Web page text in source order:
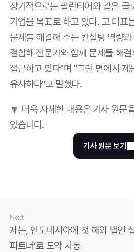
장기적으로는 팔란티어와 같은 글
기업을 목표로 하고 있다. 고 대표
문제를 해결해 주는 컨설팅 역량
결합해 전문가와 함께 문제를 해
접근하고 있다"며 "그런 면에서 제
유사하다"고 말했다.
🔽 더욱 자세한 내용은 기사 원문
있습니다.
기사 원문 보기
Next
제논, 인도네시아에 첫 해외 법인
파트너’로 도약 시동